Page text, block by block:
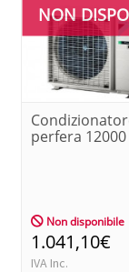
NON
perfera
Non disponibile
1.041,10€
IVA Inc.